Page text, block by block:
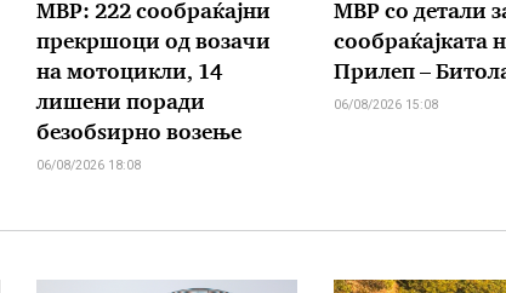
МВР: 222 сообраќајни
прекршоци од возачи
на мотоцикли, 14
лишени поради
безобѕирно возење
06/08/2026 18:08
МВР со детали
сообраќајката
Прилеп –
06/08/2026 15:08